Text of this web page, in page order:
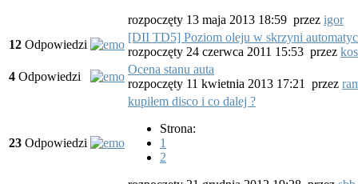
rozpoczęty 13 maja 2013 18:59 przez igor
12 Odpowiedzi
[DII TD5] Poziom oleju w skrzyni
rozpoczęty 24 czerwca 2011 15:53 przez
4 Odpowiedzi
Ocena stanu auta
rozpoczęty 11 kwietnia 2013 17:21 przez
23 Odpowiedzi
kupiłem disco i co dalej ?
Strona:
1
2